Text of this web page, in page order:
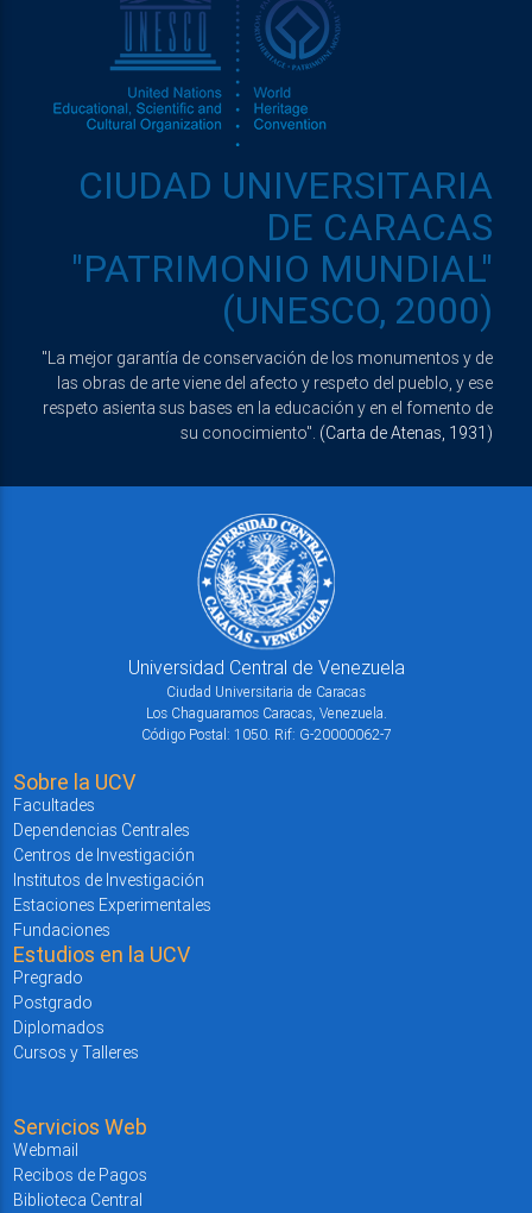
CIUDAD UNIVERSITARIA
DE CARACAS
"PATRIMONIO MUNDIAL"
(UNESCO, 2000)
"La mejor garantía de conservación de los monumentos y de
las obras de arte viene del afecto y respeto del pueblo, y ese
respeto asienta sus bases en la educación y en el fomento de
su conocimiento". (Carta de Atenas, 1931)
Universidad Central de Venezuela
Ciudad Universitaria de Caracas
Los Chaguaramos Caracas, Venezuela.
Código Postal: 1050. Rif: G-20000062-7
Sobre la UCV
Facultades
Dependencias Centrales
Centros de Investigación
Institutos de Investigación
Estaciones Experimentales
Fundaciones
Estudios en la UCV
Pregrado
Postgrado
Diplomados
Cursos y Talleres
Servicios Web
Webmail
Recibos de Pagos
Biblioteca Central